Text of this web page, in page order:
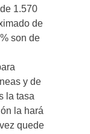
1.570
de
son de
y de
la tasa
la hará
quede